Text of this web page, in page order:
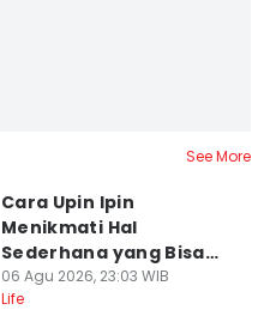
See More
Cara Upin Ipin
Menikmati Hal
Sederhana yang Bisa
Ditiru oleh Gen Z
06 Agu 2026, 23:03 WIB
Life